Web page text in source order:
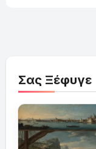
Σας Ξέφυγε